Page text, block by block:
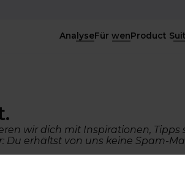
AnalyseFür wenProduct
wir dich mit Inspirationen, Tipps
Du erhältst von uns keine Spam-